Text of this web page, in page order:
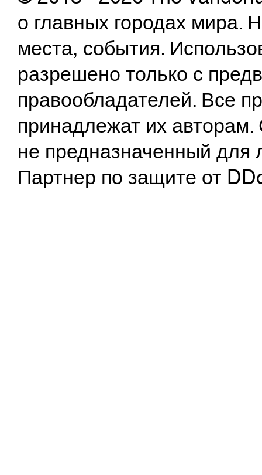
о главных городах
места, события.
разрешено только с
правообладателей. Все
принадлежат их
не предназначенный
Партнер по защите от